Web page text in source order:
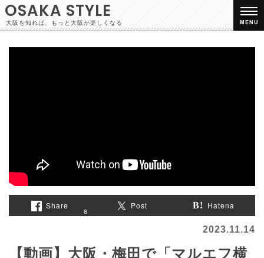
OSAKA STYLE
大阪を知れば、もっと大阪が楽しくなる MENU
Share
8
Post Hatena
2023.11.14
【動画】大阪・梅田で「マルエフ横